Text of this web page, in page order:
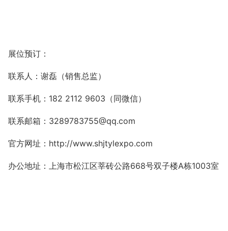
展位预订：
联系人：谢磊（销售总监）
联系手机： 182 2112 9603 （同微信）
联系邮箱： 3289783755@qq.com
官方网址： http://www.shjtylexpo.com
办公地址：上海市松江区莘砖公路668号双子楼A栋1003室